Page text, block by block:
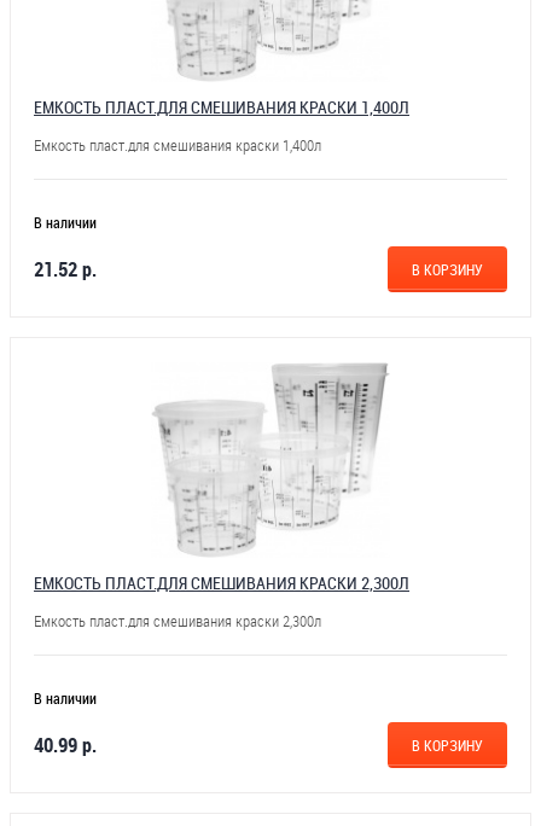
ЕМКОСТЬ ПЛАСТ.ДЛЯ СМЕШИВАНИЯ КРАСКИ 1,400Л
Емкость пласт.для смешивания краски 1,400л
В наличии
21.52 р. В КОРЗИНУ
ЕМКОСТЬ ПЛАСТ.ДЛЯ СМЕШИВАНИЯ КРАСКИ 2,300Л
Емкость пласт.для смешивания краски 2,300л
В наличии
40.99 р. В КОРЗИНУ